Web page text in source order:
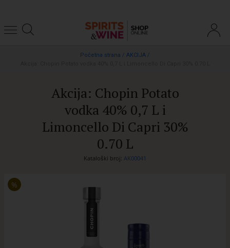
Početna strana / AKCIJA /
Akcija: Chopin Potato
vodka 40% 0,7 L i
Limoncello Di Capri 30%
0.70 L
Kataloški broj: AK00041
%